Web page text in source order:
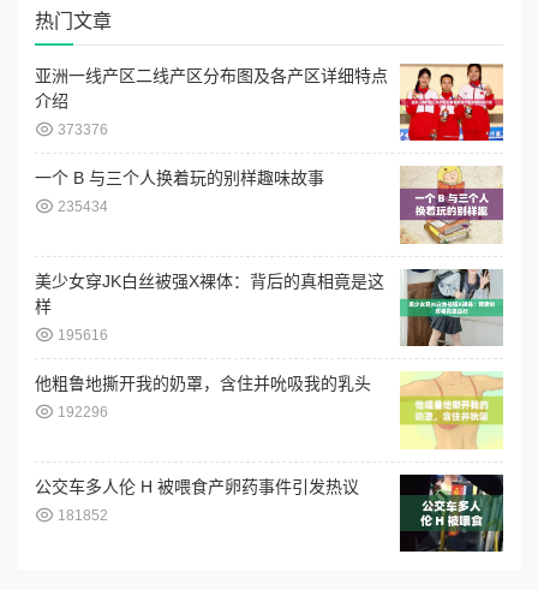
热门文章
亚洲一线产区二线产区分布图及各产区详细特点
介绍
373376
一个 B 与三个人换着玩的别样趣味故事
235434
美少女穿JK白丝被强X裸体：背后的真相竟是这
样
195616
他粗鲁地撕开我的奶罩，含住并吮吸我的乳头
192296
公交车多人伦 H 被喂食产卵药事件引发热议
181852